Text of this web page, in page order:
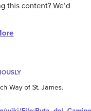
this content? We’d
Way of St. James.
: